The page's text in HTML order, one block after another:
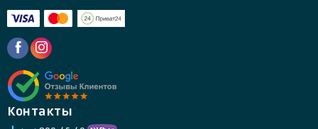
Контакты